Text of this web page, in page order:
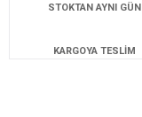
STOKTAN AYNI GÜN
KARGOYA TESLİM